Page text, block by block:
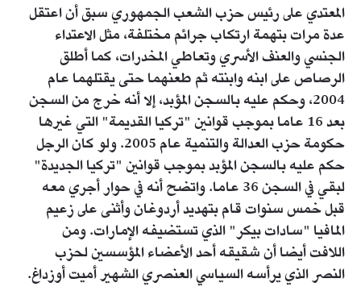
المعتدي على رئيس حزب الشعب الجمهوري سبق أن اعتقل
عدة مرات بتهمة ارتكاب جرائم مختلفة، مثل الاعتداء
الجنسي والعنف الأسري وتعاطي المخدرات، كما أطلق
الرصاص على ابنه وابنته ثم طعنهما حتى يقتلهما عام
2004، وحكم عليه بالسجن المؤبد، إلا أنه خرج من السجن
بعد 16 عاما بموجب قوانين "تركيا القديمة" التي غيرها
حكومة حزب العدالة والتنمية عام 2005. ولو كان الرجل
حكم عليه بالسجن المؤبد بموجب قوانين "تركيا الجديدة"
لبقي في السجن 36 عاما. واتضح أنه في حوار أجري معه
قبل خمس سنوات قام بتهديد أردوغان وأثنى على زعيم
المافيا "سادات بيكر" الذي تستضيفه الإمارات. ومن
اللافت أيضا أن شقيقه أحد الأعضاء المؤسسين لحزب
النصر الذي يرأسه السياسي العنصري الشهير أميت أوزداغ.